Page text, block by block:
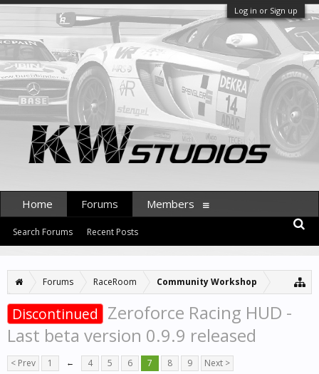
Log in or Sign up
Forums RaceRoom Community Workshop
Discontinued Zeroforce Racing HUD -
Last beta version 0.9.9 released
< Prev 1 ← 4 5 6 7 8 9 Next >
Home Forums
Search Forums Recent Posts
Members